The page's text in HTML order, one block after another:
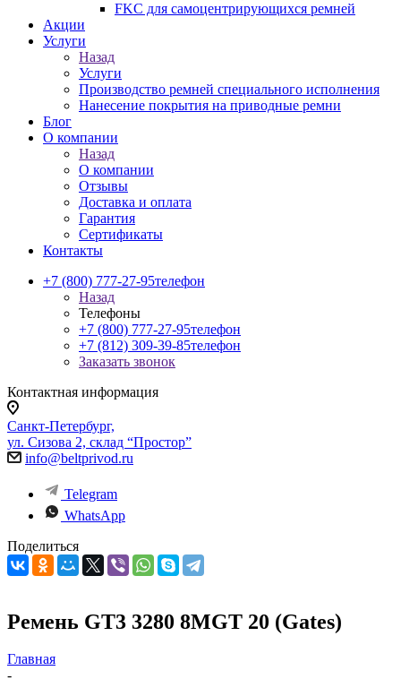
FKC для самоцентрирующихся ремней
Акции
Услуги
Назад
Услуги
Производство ремней специального исполнения
Нанесение покрытия на приводные ремни
Блог
О компании
Назад
О компании
Отзывы
Доставка и оплата
Гарантия
Сертификаты
Контакты
+7 (800) 777-27-95телефон
Назад
Телефоны
+7 (800) 777-27-95телефон
+7 (812) 309-39-85телефон
Заказать звонок
Контактная информация
Санкт-Петербург,
ул. Сизова 2, склад “Простор”
info@beltprivod.ru
Telegram
WhatsApp
Поделиться
Ремень GT3 3280 8MGT 20 (Gates)
Главная
-